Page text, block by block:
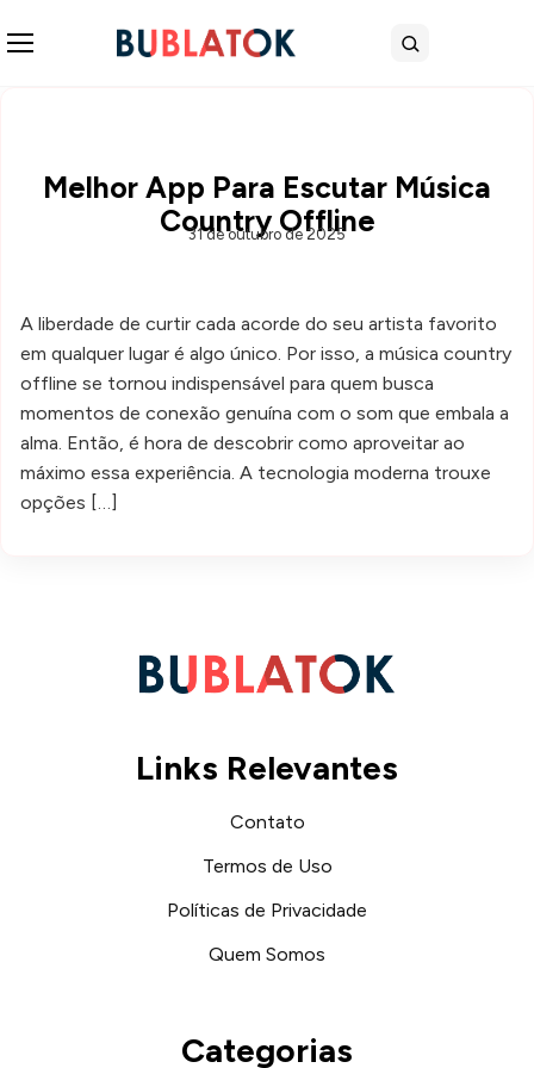
Buscar
Melhor App Para Escutar Música
Country Offline
31 de outubro de 2025
A liberdade de curtir cada acorde do seu artista favorito
em qualquer lugar é algo único. Por isso, a música country
offline se tornou indispensável para quem busca
momentos de conexão genuína com o som que embala a
alma. Então, é hora de descobrir como aproveitar ao
máximo essa experiência. A tecnologia moderna trouxe
opções […]
Links Relevantes
Contato
Termos de Uso
Políticas de Privacidade
Quem Somos
Categorias